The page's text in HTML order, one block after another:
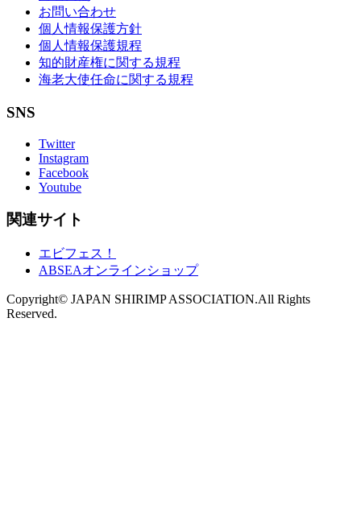
お問い合わせ
個人情報保護方針
個人情報保護規程
知的財産権に関する規程
海老大使任命に関する規程
SNS
Twitter
Instagram
Facebook
Youtube
関連サイト
エビフェス！
ABSEAオンラインショップ
Copyright© JAPAN SHIRIMP ASSOCIATION.All Rights
Reserved.